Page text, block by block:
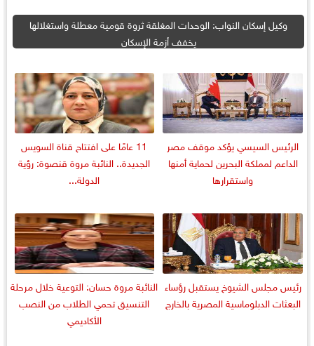
وكيل إسكان النواب: الوحدات المغلقة ثروة قومية معطلة واستغلالها
يخفف أزمة الإسكان
الرئيس السيسي يؤكد موقف مصر
الداعم لمملكة البحرين لحماية أمنها
واستقرارها
11 عامًا على افتتاح قناة السويس
الجديدة.. النائبة مروة قنصوة: رؤية
الدولة...
رئيس مجلس الشيوخ يستقبل رؤساء
البعثات الدبلوماسية المصرية بالخارج
النائبة مروة حسان: التوعية خلال مرحلة
التنسيق تحمي الطلاب من النصب
الأكاديمي